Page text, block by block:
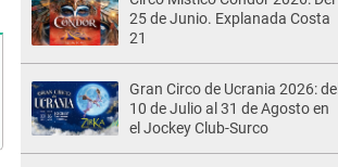
25 de Junio. Explanada Costa
21
Gran Circo de Ucrania 2026: del
10 de Julio al 31 de Agosto en
el Jockey Club-Surco